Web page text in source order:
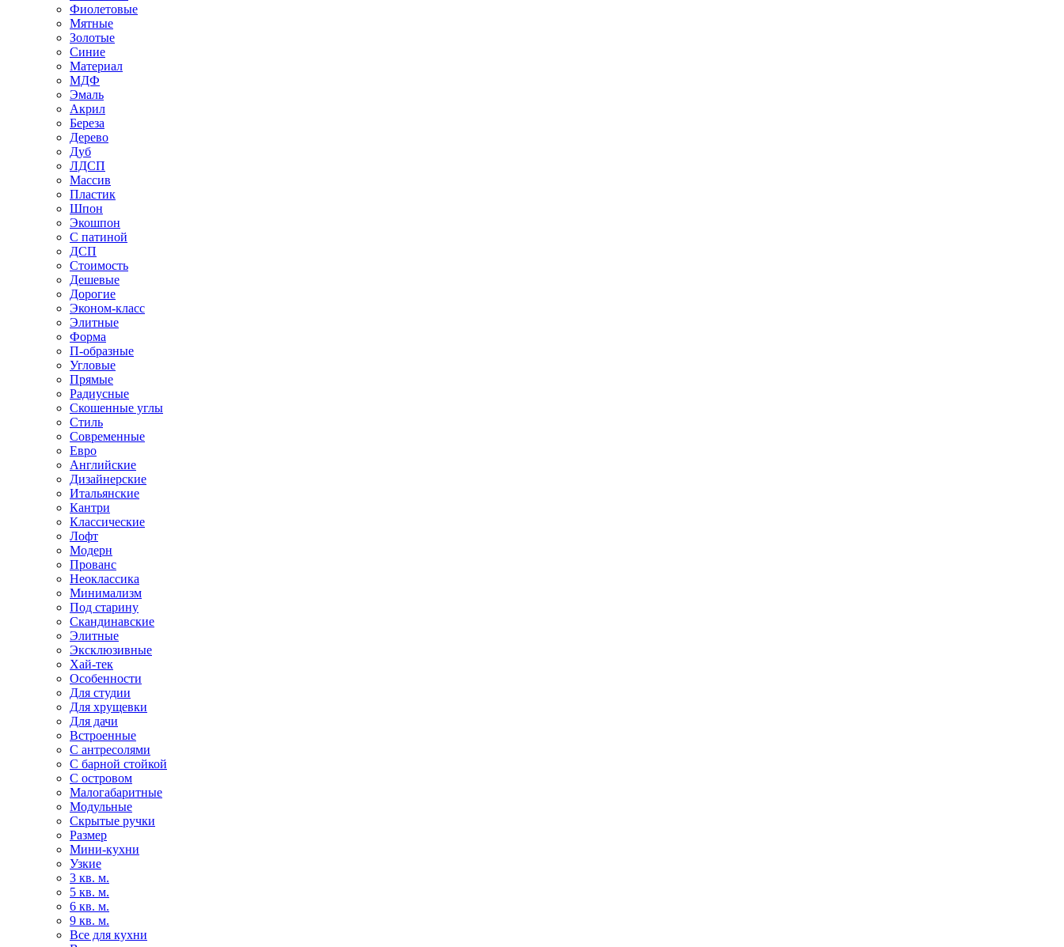
Фиолетовые
Мятные
Золотые
Синие
Материал
МДФ
Эмаль
Акрил
Береза
Дерево
Дуб
ЛДСП
Массив
Пластик
Шпон
Экошпон
С патиной
ДСП
Стоимость
Дешевые
Дорогие
Эконом-класс
Элитные
Форма
П-образные
Угловые
Прямые
Радиусные
Скошенные углы
Стиль
Современные
Евро
Английские
Дизайнерские
Итальянские
Кантри
Классические
Лофт
Модерн
Прованс
Неоклассика
Минимализм
Под старину
Скандинавские
Элитные
Эксклюзивные
Хай-тек
Особенности
Для студии
Для хрущевки
Для дачи
Встроенные
С антресолями
С барной стойкой
С островом
Малогабаритные
Модульные
Скрытые ручки
Размер
Мини-кухни
Узкие
3 кв. м.
5 кв. м.
6 кв. м.
9 кв. м.
Все для кухни